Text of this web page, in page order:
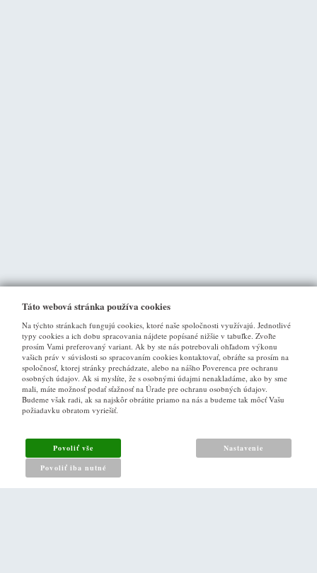
VŠE O NÁKUPU
Ako nakupovat
Reklamacny poriadok
Zásady pro nakládání s osobními údaji
Táto webová stránka používa cookies
Na týchto stránkach fungujú cookies, ktoré naše spoločnosti využívajú. Jednotlivé
typy cookies a ich dobu spracovania nájdete popísané nižšie v tabuľke. Zvoľte
prosím Vami preferovaný variant. Ak by ste nás potrebovali ohľadom výkonu
vašich práv v súvislosti so spracovaním cookies kontaktovať, obráťte sa prosím na
spoločnosť, ktorej stránky prechádzate, alebo na nášho Poverenca pre ochranu
osobných údajov. Ak si myslíte, že s osobnými údajmi nenakladáme, ako by sme
mali, máte možnosť podať sťažnosť na Úrade pre ochranu osobných údajov.
Budeme však radi, ak sa najskôr obrátite priamo na nás a budeme tak môcť Vašu
požiadavku obratom vyriešiť.
Povoliť vše
Povoliť iba nutné
Nastavenie